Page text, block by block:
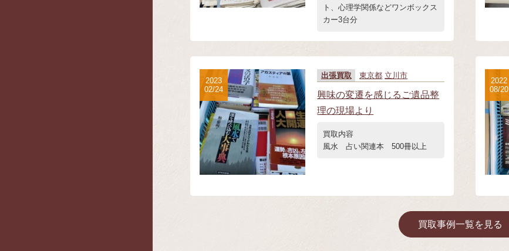
ト、心理学関係などワンボックス
カー3台分
出張買取 東京都 立川市
興味の変遷を感じるご遺品整
理の現場より
買取内容
風水 占い関連本 500冊以上
2023
02/24
2022
08/20
買取事例一覧を見る